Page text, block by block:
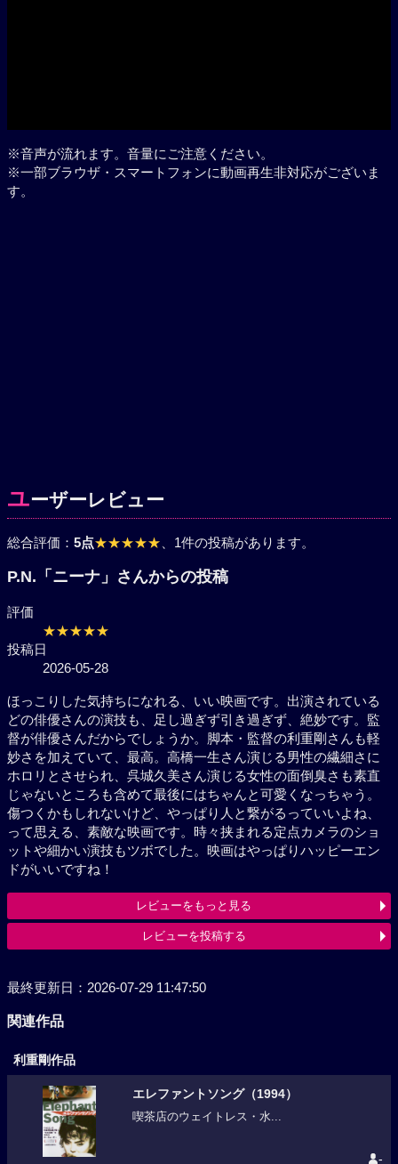
※音声が流れます。音量にご注意ください。
※一部ブラウザ・スマートフォンに動画再生非対応がございま
す。
ユーザーレビュー
総合評価： 5点★★★★★、1件の投稿があります。
評価
★★★★★
ほっこりした気持ちになれる、いい映画です。出演さ
れているどの俳優さんの演技も、足し過ぎず引き過ぎ
ず、絶妙です。監督が俳優さんだからでしょうか。脚
本・監督の利重剛さんも軽妙さを加えていて、最高。
高橋一生さん演じる男性の繊細さにホロリとさせら
れ、呉城久美さん演じる女性の面倒臭さも素直じゃな
いところも含めて最後にはちゃんと可愛くなっちゃ
う。傷つくかもしれないけど、やっぱり人と繋がるっ
ていいよね、って思える、素敵な映画です。時々挟ま
れる定点カメラのショットや細かい演技もツボでし
た。映画はやっぱりハッピーエンドがいいですね！
レビューをもっと見る
レビューを投稿する
関連作品
利重剛作品
エレファントソング（1994）
喫茶店のウェイトレス・水...